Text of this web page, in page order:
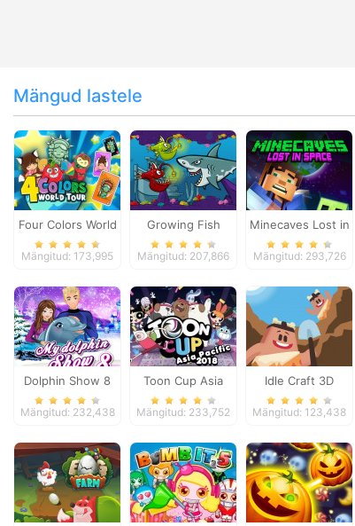
Mängud lastele
Four Colors World
Tour
Mängitud: 173,995
Growing Fish
Mängitud: 207,866
Minecaves Lost in
Space
Mängitud: 293,726
Dolphin Show 8
Mängitud: 232,438
Toon Cup Asia
Pacific 2018
Mängitud: 233,752
Idle Craft 3D
Mängitud: 123,438